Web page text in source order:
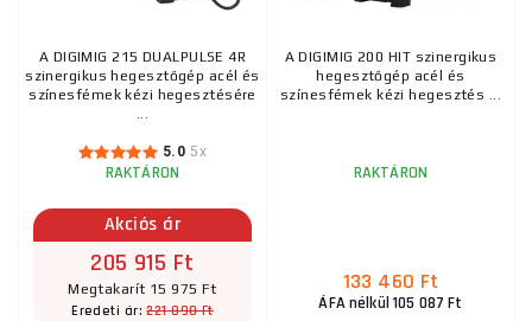
A DIGIMIG 215 DUALPULSE 4R
szinergikus hegesztőgép acél és
színesfémek kézi hegesztésére
...
5.0 5x
RAKTÁRON
Akciós ár
205 915 Ft
Megtakarít 15 975 Ft
Eredeti ár:221 890 Ft
A DIGIMIG 200 HIT szinergikus
hegesztőgép acél és
színesfémek kézi hegesztés ...
RAKTÁRON
133 460 Ft
ÁFA nélkül 105 087 Ft